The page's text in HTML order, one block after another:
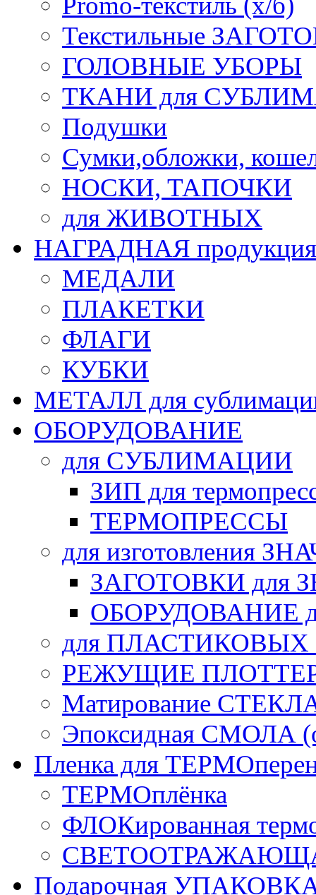
Текстильные
ГОЛОВНЫЕ УБОРЫ
ТКАНИ для
Подушки
Сумки,обложки,
НОСКИ, ТАПОЧКИ
для ЖИВОТНЫХ
НАГРАДНАЯ продукция
МЕДАЛИ
ПЛАКЕТКИ
ФЛАГИ
КУБКИ
МЕТАЛЛ для
ОБОРУДОВАНИЕ
для СУБЛИМАЦИИ
ЗИП для
ТЕРМОПРЕССЫ
для изготовления
ЗАГОТОВКИ для
ОБОРУДОВАНИЕ
для ПЛАСТИКОВЫХ
РЕЖУЩИЕ
Матирование
Эпоксидная СМОЛА
Пленка для
ТЕРМОплёнка
ФЛОКированная
Подарочная